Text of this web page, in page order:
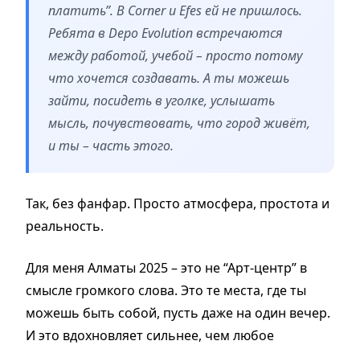
платить”. В Corner и Efes ей не пришлось.
Ребята в Depo Evolution встречаются
между работой, учебой – просто потому
что хочется создавать. А ты можешь
зайти, посидеть в уголке, услышать
мысль, почувствовать, что город живёт,
и ты – часть этого.
Так, без фанфар. Просто атмосфера, простота и
реальность.
Для меня Алматы 2025 – это не “Арт-центр” в
смысле громкого слова. Это те места, где ты
можешь быть собой, пусть даже на один вечер.
И это вдохновляет сильнее, чем любое